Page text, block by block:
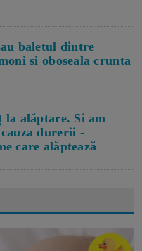
baletul dintre
si oboseala crunta
la alăptare. Si am
durerii -
care alăptează